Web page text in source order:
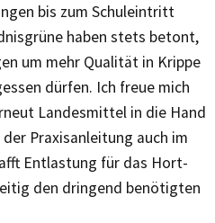
bis zum Schuleintritt
haben stets betont,
um mehr Qualität in Krippe
dürfen. Ich freue mich
Landesmittel in die Hand
Praxisanleitung auch im
Entlastung für das Hort-
den dringend benötigten